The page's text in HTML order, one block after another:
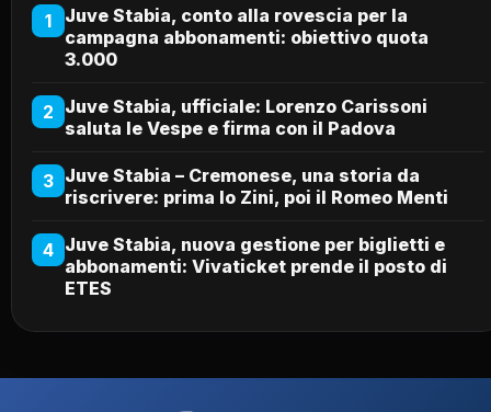
1
Juve Stabia, conto alla rovescia per la
campagna abbonamenti: obiettivo quota
3.000
2 Juve Stabia, ufficiale: Lorenzo Carissoni
saluta le Vespe e firma con il Padova
3 Juve Stabia – Cremonese, una storia da
riscrivere: prima lo Zini, poi il Romeo Menti
4 Juve Stabia, nuova gestione per biglietti e
abbonamenti: Vivaticket prende il posto di
ETES